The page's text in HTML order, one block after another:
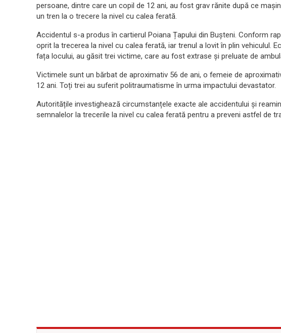
persoane, dintre care un copil de 12 ani, au fost grav rănite după ce
un tren la o trecere la nivel cu calea ferată.
Accidentul s-a produs în cartierul Poiana Țapului din Bușteni. Conform
oprit la trecerea la nivel cu calea ferată, iar trenul a lovit în plin vehiculul.
fața locului, au găsit trei victime, care au fost extrase și preluate de
Victimele sunt un bărbat de aproximativ 56 de ani, o femeie de
12 ani. Toți trei au suferit politraumatisme în urma impactului devastator.
Autoritățile investighează circumstanțele exacte ale accidentului și
semnalelor la trecerile la nivel cu calea ferată pentru a preveni astfel de